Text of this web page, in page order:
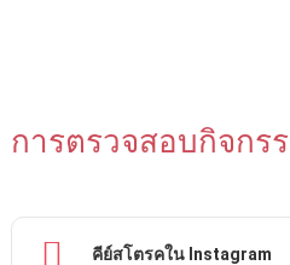
การตรวจสอบกิจกร
คีย์สโตรคใน Instagram